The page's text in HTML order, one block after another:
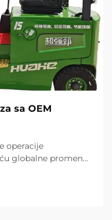
sa OEM
operacije
globalne promene
i nemaju
skladište ili...